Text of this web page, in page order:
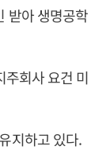
받아 생명공학
주회사 요건 미
지하고 있다.